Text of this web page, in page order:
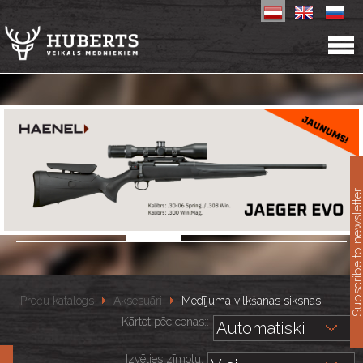
Preču katalogs Aksesuāri
Medījuma vilkšanas siksnas
Kārtot pēc cenas::
Izvēlies zīmolu:
Subscribe